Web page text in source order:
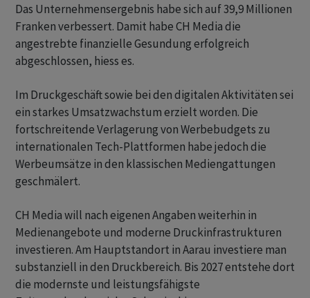
Das Unternehmensergebnis habe sich auf 39,9 Millionen
Franken verbessert. Damit habe CH Media die
angestrebte finanzielle Gesundung erfolgreich
abgeschlossen, hiess es.
Im Druckgeschäft sowie bei den digitalen Aktivitäten sei
ein starkes Umsatzwachstum erzielt worden. Die
fortschreitende Verlagerung von Werbebudgets zu
internationalen Tech-Plattformen habe jedoch die
Werbeumsätze in den klassischen Mediengattungen
geschmälert.
CH Media will nach eigenen Angaben weiterhin in
Medienangebote und moderne Druckinfrastrukturen
investieren. Am Hauptstandort in Aarau investiere man
substanziell in den Druckbereich. Bis 2027 entstehe dort
die modernste und leistungsfähigste